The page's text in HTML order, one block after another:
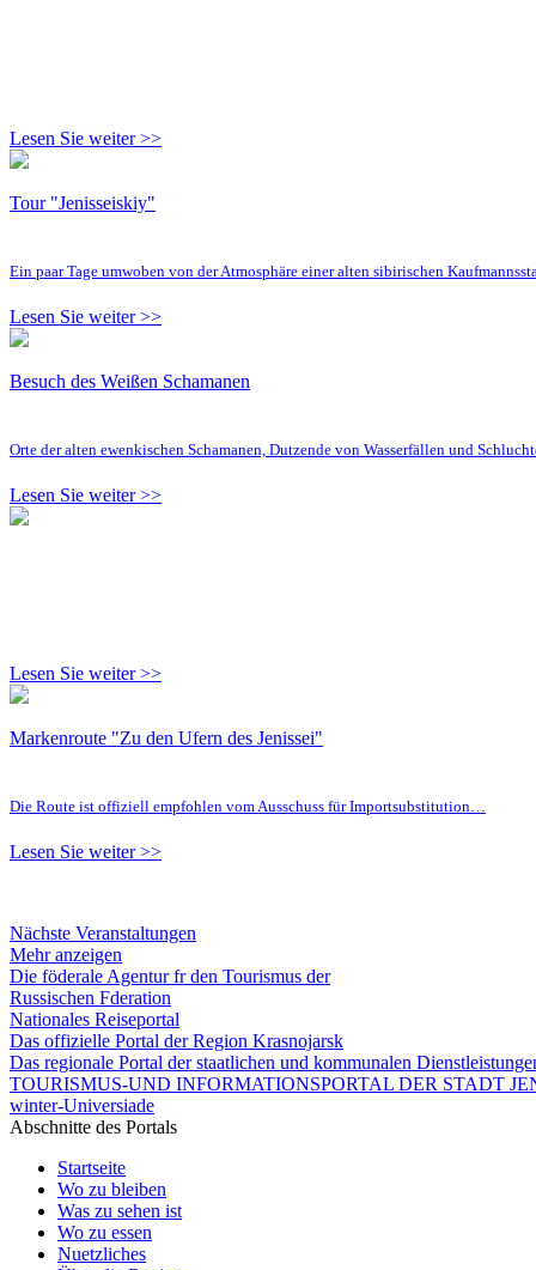
Lesen Sie weiter >>
Tour "Jenisseiskiy"
Ein paar Tage umwoben von der Atmosphäre einer alten sibirischen
Lesen Sie weiter >>
Besuch des Weißen Schamanen
Orte der alten ewenkischen Schamanen, Dutzende von Wasserfällen und
Lesen Sie weiter >>
Lesen Sie weiter >>
Markenroute "Zu den Ufern des Jenissei"
Die Route ist offiziell empfohlen vom Ausschuss für Importsubstitution…
Lesen Sie weiter >>
Nächste Veranstaltungen
Mehr anzeigen
Die föderale Agentur fr den Tourismus der
Russischen Fderation
Nationales Reiseportal
Das offizielle Portal der Region Krasnojarsk
Das regionale Portal der staatlichen und kommunalen
TOURISMUS-UND INFORMATIONSPORTAL DER STADT
winter-Universiade
Abschnitte des Portals
Startseite
Wo zu bleiben
Was zu sehen ist
Wo zu essen
Nuetzliches